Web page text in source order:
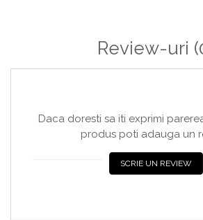
Review-uri
Daca doresti sa iti exprimi
produs poti adauga un
SCRIE UN REVIEW